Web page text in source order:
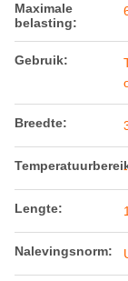
Maximale
belasting:
Gebruik:
Breedte:
Lengte:
Nalevingsnorm: